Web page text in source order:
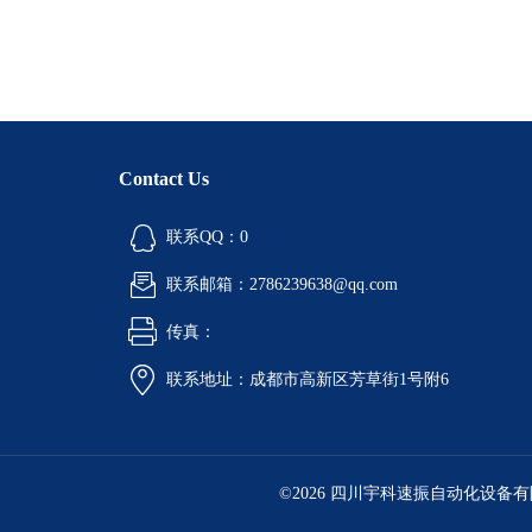
Contact Us
联系QQ：0
联系邮箱：2786239638@qq.com
传真：
联系地址：成都市高新区芳草街1号附6
©2026 四川宇科速振自动化设备